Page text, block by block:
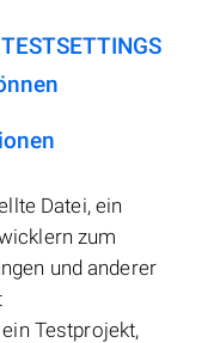
Datei, ein
zum
und anderer
Testprojekt,